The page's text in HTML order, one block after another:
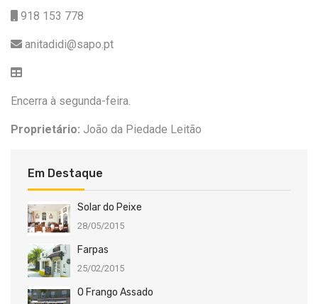
918 153 778
anitadidi@sapo.pt
Encerra à segunda-feira.
Proprietário: João da Piedade Leitão
Em Destaque
Solar do Peixe
28/05/2015
Farpas
25/02/2015
O Frango Assado